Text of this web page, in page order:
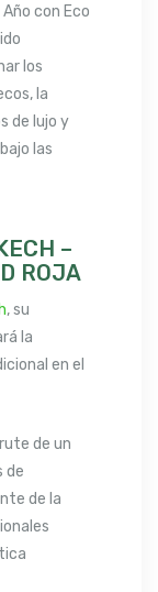
con Eco
los
la
de lujo y
bajo las
–
ROJA
, su
la
en el
de un
de
de la